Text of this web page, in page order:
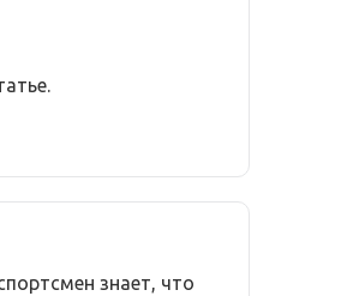
знает, что